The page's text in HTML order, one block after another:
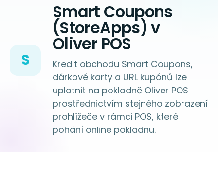
S
Smart Coupons
(StoreApps) v
Oliver POS
Kredit obchodu Smart Coupons,
dárkové karty a URL kupónů lze
uplatnit na pokladně Oliver POS
prostřednictvím stejného zobrazení
prohlížeče v rámci POS, které
pohání online pokladnu.